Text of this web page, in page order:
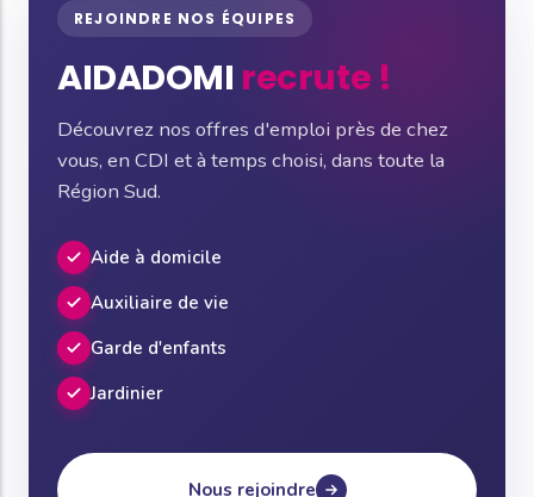
REJOINDRE NOS ÉQUIPES
AIDADOMI recrute !
Découvrez nos offres d'emploi près de chez
vous, en CDI et à temps choisi, dans toute la
Région Sud.
Aide à domicile
Auxiliaire de vie
Garde d'enfants
Jardinier
Nous rejoindre